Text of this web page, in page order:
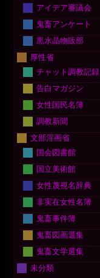
アイデア審議会
鬼畜アンケート
黒水晶物販部
厚性省
チャット調教記録
告白マガジン
女性国民名簿
調教新聞
文部淫画省
国会図書館
国立美術館
女性蔑視名辞典
非実在女性名簿
鬼畜事件簿
鬼畜図画選集
鬼畜文学選集
未分類